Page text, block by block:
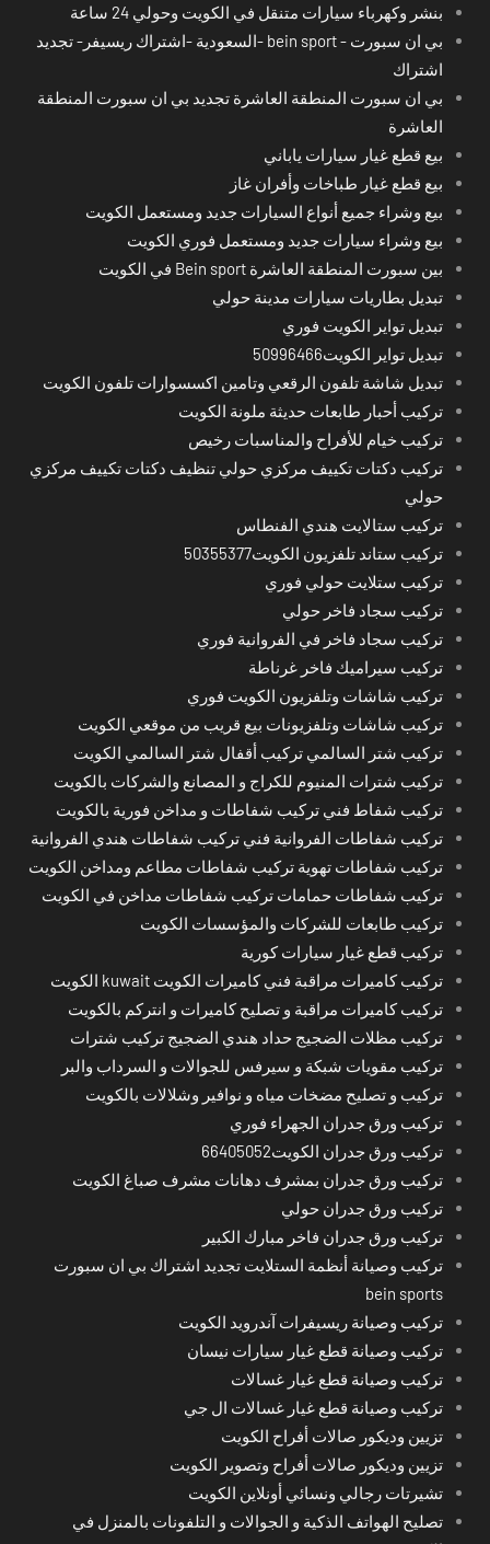
بنشر وكهرباء سيارات متنقل في الكويت وحولي 24 ساعة
بي ان سبورت - bein sport -السعودية -اشتراك ريسيفر- تجديد
اشتراك
بي ان سبورت المنطقة العاشرة تجديد بي ان سبورت المنطقة
العاشرة
بيع قطع غيار سيارات ياباني
بيع قطع غيار طباخات وأفران غاز
بيع وشراء جميع أنواع السيارات جديد ومستعمل الكويت
بيع وشراء سيارات جديد ومستعمل فوري الكويت
بين سبورت المنطقة العاشرة Bein sport في الكويت
تبديل بطاريات سيارات مدينة حولي
تبديل تواير الكويت فوري
تبديل تواير الكويت50996466
تبديل شاشة تلفون الرقعي وتامين اكسسوارات تلفون الكويت
تركيب أحبار طابعات حديثة ملونة الكويت
تركيب خيام للأفراح والمناسبات رخيص
تركيب دكتات تكييف مركزي حولي تنظيف دكتات تكييف مركزي
حولي
تركيب ستالايت هندي الفنطاس
تركيب ستاند تلفزيون الكويت50355377
تركيب ستلايت حولي فوري
تركيب سجاد فاخر حولي
تركيب سجاد فاخر في الفروانية فوري
تركيب سيراميك فاخر غرناطة
تركيب شاشات وتلفزيون الكويت فوري
تركيب شاشات وتلفزيونات بيع قريب من موقعي الكويت
تركيب شتر السالمي تركيب أقفال شتر السالمي الكويت
تركيب شترات المنيوم للكراج و المصانع والشركات بالكويت
تركيب شفاط فني تركيب شفاطات و مداخن فورية بالكويت
تركيب شفاطات الفروانية فني تركيب شفاطات هندي الفروانية
تركيب شفاطات تهوية تركيب شفاطات مطاعم ومداخن الكويت
تركيب شفاطات حمامات تركيب شفاطات مداخن في الكويت
تركيب طابعات للشركات والمؤسسات الكويت
تركيب قطع غيار سيارات كورية
تركيب كاميرات مراقبة فني كاميرات الكويت kuwait الكويت
تركيب كاميرات مراقبة و تصليح كاميرات و انتركم بالكويت
تركيب مظلات الضجيج حداد هندي الضجيج تركيب شترات
تركيب مقويات شبكة و سيرفس للجوالات و السرداب والبر
تركيب و تصليح مضخات مياه و نوافير وشلالات بالكويت
تركيب ورق جدران الجهراء فوري
تركيب ورق جدران الكويت66405052
تركيب ورق جدران بمشرف دهانات مشرف صباغ الكويت
تركيب ورق جدران حولي
تركيب ورق جدران فاخر مبارك الكبير
تركيب وصيانة أنظمة الستلايت تجديد اشتراك بي ان سبورت
bein sports
تركيب وصيانة ريسيفرات آندرويد الكويت
تركيب وصيانة قطع غيار سيارات نيسان
تركيب وصيانة قطع غيار غسالات
تركيب وصيانة قطع غيار غسالات ال جي
تزيين وديكور صالات أفراح الكويت
تزيين وديكور صالات أفراح وتصوير الكويت
تشيرتات رجالي ونسائي أونلاين الكويت
تصليح الهواتف الذكية و الجوالات و التلفونات بالمنزل في